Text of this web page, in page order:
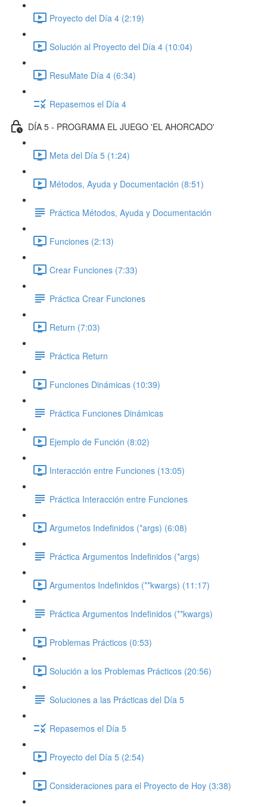
Proyecto del Día 4 (2:19)
Solución al Proyecto del Día 4 (10:04)
ResuMate Día 4 (6:34)
Repasemos el Día 4
DÍA 5 - PROGRAMA EL JUEGO 'EL AHORCADO'
Meta del Día 5 (1:24)
Métodos, Ayuda y Documentación (8:51)
Práctica Métodos, Ayuda y Documentación
Funciones (2:13)
Crear Funciones (7:33)
Práctica Crear Funciones
Return (7:03)
Práctica Return
Funciones Dinámicas (10:39)
Práctica Funciones Dinámicas
Ejemplo de Función (8:02)
Interacción entre Funciones (13:05)
Práctica Interacción entre Funciones
Argumetos Indefinidos (*args) (6:08)
Práctica Argumentos Indefinidos (*args)
Argumentos Indefinidos (**kwargs) (11:17)
Práctica Argumentos Indefinidos (**kwargs)
Problemas Prácticos (0:53)
Solución a los Problemas Prácticos (20:56)
Soluciones a las Prácticas del Día 5
Repasemos el Día 5
Proyecto del Día 5 (2:54)
Consideraciones para el Proyecto de Hoy (3:38)